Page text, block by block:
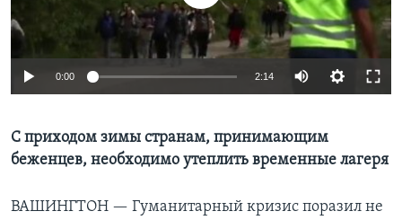
Learning English
СОЦИАЛЬНЫЕ СЕТИ
Языки
0:00 2:14
С приходом зимы странам, принимающим
беженцев, необходимо утеплить временные лагеря
ВАШИНГТОН — Гуманитарный кризис поразил не